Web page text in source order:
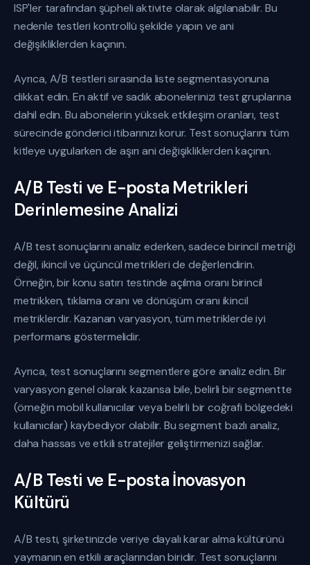
ISP'ler tarafından şüpheli aktivite olarak algılanabilir. Bu
nedenle testleri kontrollü şekilde yapın ve ani
değişikliklerden kaçının.
Ayrıca, A/B testleri sırasında liste segmentasyonuna
dikkat edin. En aktif ve sadık abonelerinizi test gruplarına
dahil edin. Bu abonelerin yüksek etkileşim oranları, test
sürecinde gönderici itibarınızı korur. Test sonuçlarını tüm
kitleye uygularken de aşırı ani değişikliklerden kaçının.
A/B Testi ve E-posta Metrikleri
Derinlemesine Analizi
A/B test sonuçlarını analiz ederken, sadece birincil metriği
değil, ikincil ve üçüncül metrikleri de değerlendirin.
Örneğin, bir konu satırı testinde açılma oranı birincil
metrikken, tıklama oranı ve dönüşüm oranı ikincil
metriklerdir. Kazanan varyasyon, tüm metriklerde iyi
performans göstermelidir.
Ayrıca, test sonuçlarını segmentlere göre analiz edin. Bir
varyasyon genel olarak kazansa bile, belirli bir segmentte
(örneğin mobil kullanıcılar veya belirli bir coğrafi bölgedeki
kullanıcılar) kaybediyor olabilir. Bu segment bazlı analiz,
daha hassas ve etkili stratejiler geliştirmenizi sağlar.
A/B Testi ve E-posta İnovasyon
Kültürü
A/B testi, şirketinizde veriye dayalı karar alma kültürünü
yaymanın en etkili araçlarından biridir. Test sonuçlarını